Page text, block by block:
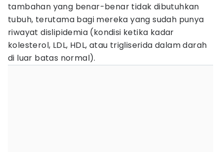
tambahan yang benar-benar tidak dibutuhkan
tubuh, terutama bagi mereka yang sudah punya
riwayat dislipidemia (kondisi ketika kadar
kolesterol, LDL, HDL, atau trigliserida dalam darah
di luar batas normal).